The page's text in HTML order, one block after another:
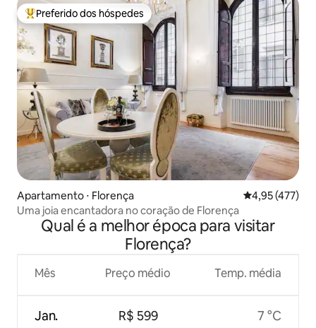
Entre os melhores preferidos dos hóspedes
Preferido dos hóspedes
Apartamento ⋅ Florença 4,95 de uma
4,95 (477)
Uma joia encantadora no coração de Florença
Qual é a melhor época para visitar
Florença?
Mês
Jan.
Preço médio
R$ 599
Temp. média
7 °C